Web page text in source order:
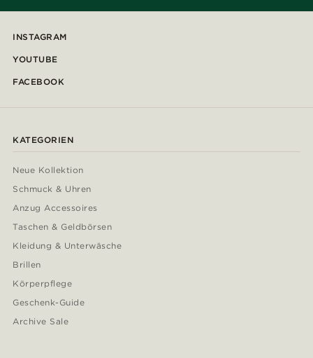
INSTAGRAM
YOUTUBE
FACEBOOK
KATEGORIEN
Neue Kollektion
Schmuck & Uhren
Anzug Accessoires
Taschen & Geldbörsen
Kleidung & Unterwäsche
Brillen
Körperpflege
Geschenk-Guide
Archive Sale